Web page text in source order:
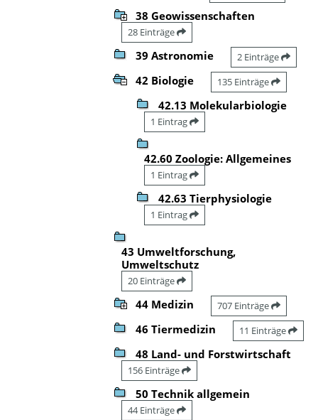
38 Geowissenschaften
28 Einträge
39 Astronomie 2 Einträge
42 Biologie 135 Einträge
42.13 Molekularbiologie
1 Eintrag
42.60 Zoologie: Allgemeines
1 Eintrag
42.63 Tierphysiologie
1 Eintrag
43 Umweltforschung,
Umweltschutz
20 Einträge
44 Medizin 707 Einträge
46 Tiermedizin 11 Einträge
48 Land- und Forstwirtschaft
156 Einträge
50 Technik allgemein
44 Einträge